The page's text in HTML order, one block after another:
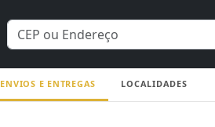
ENVIOS E ENTREGAS LOCALIDADES